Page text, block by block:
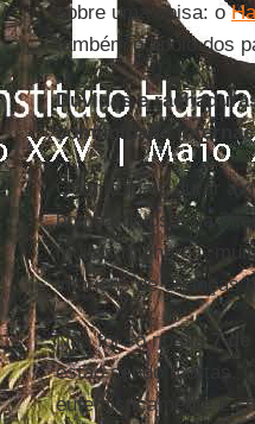
sobre uma coisa: o
também o apoio dos
Dúvidas e
comunidade
Quanto mais durar a
bombardeios e da
muitas mulheres,
imagens de crianças
Não foi só no dia7
estão sendo mortas.
eufemisticamente é